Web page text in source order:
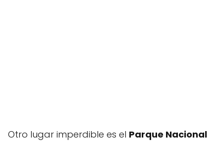
Otro lugar imperdible es el Parque Nacional